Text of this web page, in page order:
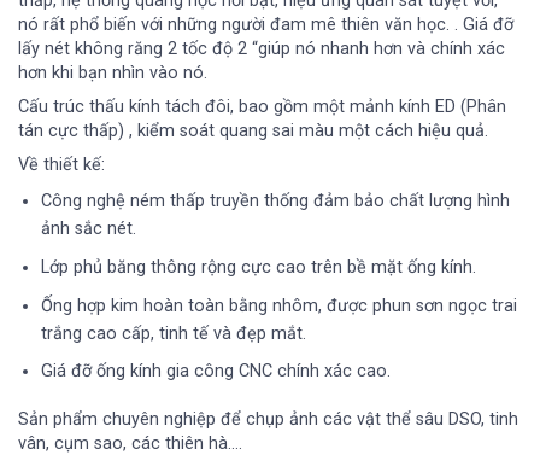
nó rất phổ biến với những người đam mê thiên văn học. . Giá đỡ
lấy nét không răng 2 tốc độ 2 “giúp nó nhanh hơn và chính xác
hơn khi bạn nhìn vào nó.
Cấu trúc thấu kính tách đôi, bao gồm một mảnh kính ED (Phân
tán cực thấp) , kiểm soát quang sai màu một cách hiệu quả.
Về thiết kế:
Công nghệ ném thấp truyền thống đảm bảo chất lượng hình
ảnh sắc nét.
Lớp phủ băng thông rộng cực cao trên bề mặt ống kính.
Ống hợp kim hoàn toàn bằng nhôm, được phun sơn ngọc trai
trắng cao cấp, tinh tế và đẹp mắt.
Giá đỡ ống kính gia công CNC chính xác cao.
Sản phẩm chuyên nghiệp để chụp ảnh các vật thể sâu DSO, tinh
vân, cụm sao, các thiên hà….